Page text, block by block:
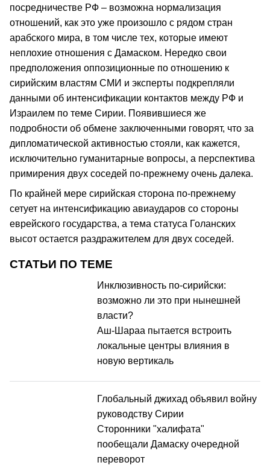
посредничестве РФ – возможна нормализация
отношений, как это уже произошло с рядом стран
арабского мира, в том числе тех, которые имеют
неплохие отношения с Дамаском. Нередко свои
предположения оппозиционные по отношению к
сирийским властям СМИ и эксперты подкрепляли
данными об интенсификации контактов между РФ и
Израилем по теме Сирии. Появившиеся же
подробности об обмене заключенными говорят, что за
дипломатической активностью стояли, как кажется,
исключительно гуманитарные вопросы, а перспектива
примирения двух соседей по-прежнему очень далека.
По крайней мере сирийская сторона по-прежнему
сетует на интенсификацию авиаударов со стороны
еврейского государства, а тема статуса Голанских
высот остается раздражителем для двух соседей.
СТАТЬИ ПО ТЕМЕ
Инклюзивность по-сирийски:
возможно ли это при нынешней
власти?
Аш-Шараа пытается встроить
локальные центры влияния в
новую вертикаль
Глобальный джихад объявил войну
руководству Сирии
Сторонники "халифата"
пообещали Дамаску очередной
переворот